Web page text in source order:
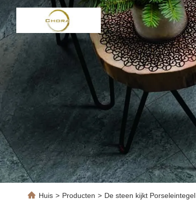
Huis > Producten > De steen kijkt Porseleintegel